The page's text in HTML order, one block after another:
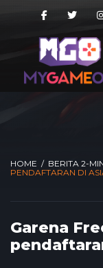
merupakan
HOME / BERITA 2-
PENDAFTARAN DI
Garena